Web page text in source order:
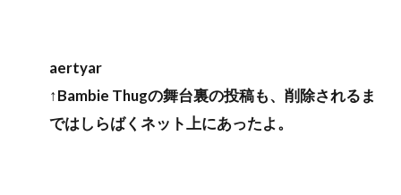
aertyar
↑Bambie Thugの舞台裏の投稿も、削除されるま
ではしらばくネット上にあったよ。